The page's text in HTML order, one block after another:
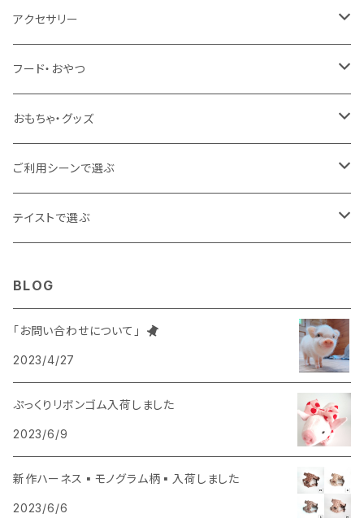
夏服
冬服
早春、春、秋、初冬
リード
ハーネス
ハーネスサイズS
アクセサリー
リボン
バンダナ
マフラー
フード・おやつ
フード
おやつ
おもちゃ・グッズ
グッズ
ご利用シーンで選ぶ
おうち
はじめてのお迎え
テイストで選ぶ
かわいい
BLOG
「お問い合わせについて」
2023/4/27
ぷっくりリボンゴム入荷しました
2023/6/9
新作ハーネス▪モノグラム柄▪入荷しました
2023/6/6